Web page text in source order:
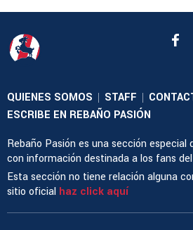
QUIENES SOMOS | STAFF |
ESCRIBE EN REBAÑO PASIÓN
Rebaño Pasión es una sección especial
con información destinada a los fans del
Esta sección no tiene relación alguna
sitio oficial haz click aquí